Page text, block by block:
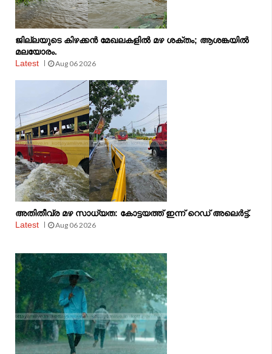
ജില്ലയുടെ കിഴക്കൻ മേഖലകളിൽ മഴ ശക്തം; ആശങ്കയിൽ
മലയോരം.
Latest
Aug 06 2026
അതിതീവ്ര മഴ സാധ്യത: കോട്ടയത്ത് ഇന്ന് റെഡ് അലെർട്ട്.
Latest
Aug 06 2026